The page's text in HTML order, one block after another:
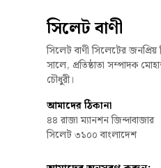
সিলেট বাণী
সিলেট বাণী সিলেটের
সালে, প্রতিষ্ঠাতা সম্পাদক
চৌধুরী।
আমাদের ঠিকানা
৪৪ রাজা ম্যানশন জিন্দাবাজার
সিলেট ৩১০০ বাংলাদেশ